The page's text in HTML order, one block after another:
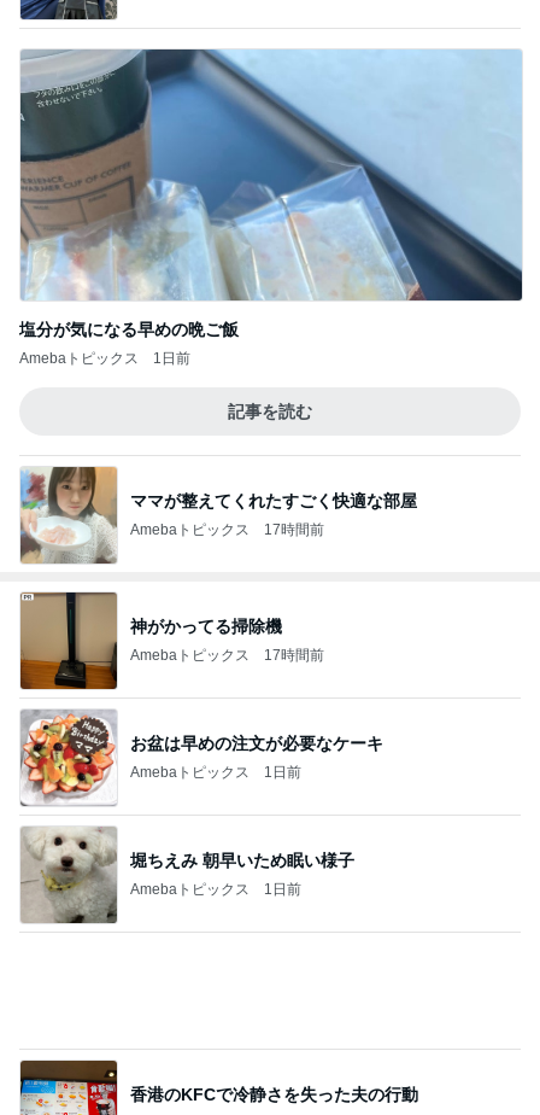
塩分が気になる早めの晩ご飯
Amebaトピックス 1日前
記事を読む
ママが整えてくれたすごく快適な部屋
Amebaトピックス 17時間前
神がかってる掃除機
Amebaトピックス 17時間前
お盆は早めの注文が必要なケーキ
Amebaトピックス 1日前
堀ちえみ 朝早いため眠い様子
Amebaトピックス 1日前
予約が取れたとうもろこしのかき氷